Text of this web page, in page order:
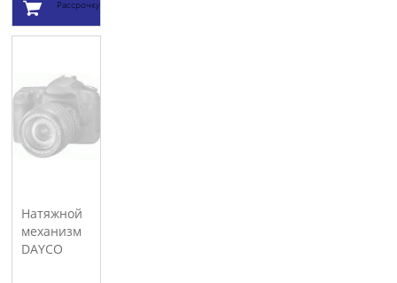
Рассрочку
корзину
Натяжной
механизм
DAYCO